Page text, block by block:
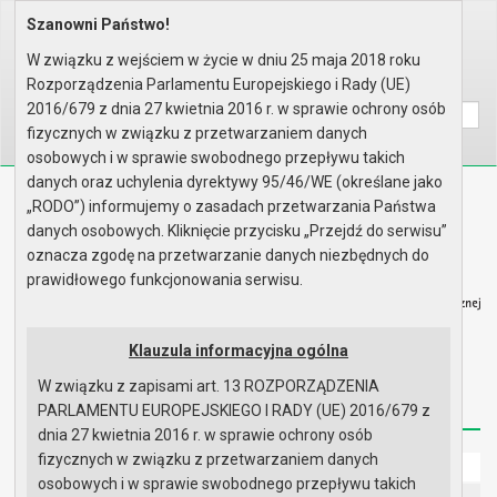
Home Prawo lokalne
Wyszukaj na stronie:
A AA
Biuletyn Informacji Publicznej
Urząd Miasta i Gminy w Gryfinie
Redakcja Instrukcja korzystania Dostępność
Strona główna
Szanowni Państwo!
W związku z wejściem w życie w dniu 25 maja 2018 roku
Rozporządzenia Parlamentu Europejskiego i Rady (UE)
2016/679 z dnia 27 kwietnia 2016 r. w sprawie ochrony osób
fizycznych w związku z przetwarzaniem danych
osobowych i w sprawie swobodnego przepływu takich
danych oraz uchylenia dyrektywy 95/46/WE (określane jako
„RODO”) informujemy o zasadach przetwarzania Państwa
danych osobowych. Kliknięcie przycisku „Przejdź do serwisu”
oznacza zgodę na przetwarzanie danych niezbędnych do
prawidłowego funkcjonowania serwisu.
Klauzula informacyjna ogólna
W związku z zapisami art. 13 ROZPORZĄDZENIA
PARLAMENTU EUROPEJSKIEGO I RADY (UE) 2016/679 z
dnia 27 kwietnia 2016 r. w sprawie ochrony osób
fizycznych w związku z przetwarzaniem danych
osobowych i w sprawie swobodnego przepływu takich